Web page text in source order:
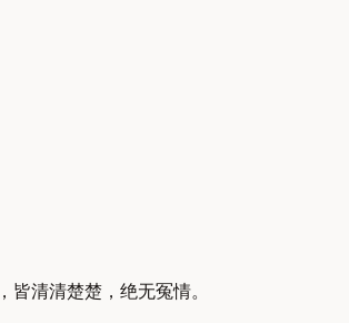
清清楚楚，绝无冤情。